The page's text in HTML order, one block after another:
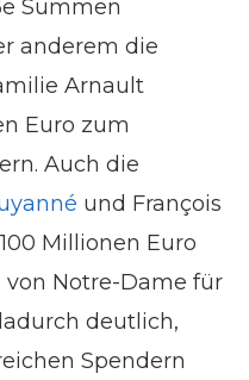
Summen
anderem die
Arnault
Euro zum
Auch die
und François
Millionen Euro
Notre-Dame für
deutlich,
Spendern